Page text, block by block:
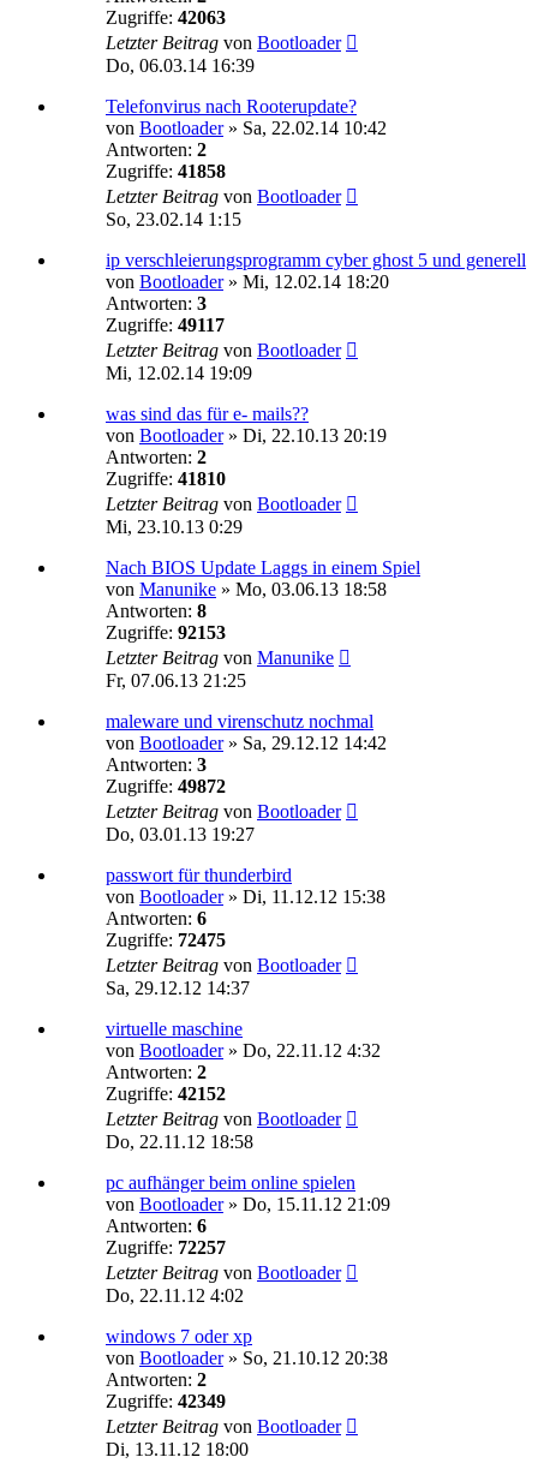
Zugriffe: 42063
Letzter Beitrag von Bootloader
Do, 06.03.14 16:39
Telefonvirus nach Rooterupdate?
von Bootloader» Sa, 22.02.14 10:42
Antworten: 2
Zugriffe: 41858
Letzter Beitrag von Bootloader
So, 23.02.14 1:15
ip verschleierungsprogramm cyber ghost 5 und generell
von Bootloader» Mi, 12.02.14 18:20
Antworten: 3
Zugriffe: 49117
Letzter Beitrag von Bootloader
Mi, 12.02.14 19:09
was sind das für e- mails??
von Bootloader» Di, 22.10.13 20:19
Antworten: 2
Zugriffe: 41810
Letzter Beitrag von Bootloader
Mi, 23.10.13 0:29
Nach BIOS Update Laggs in einem Spiel
von Manunike » Mo, 03.06.13 18:58
Antworten: 8
Zugriffe: 92153
Letzter Beitrag von Manunike
Fr, 07.06.13 21:25
maleware und virenschutz nochmal
von Bootloader» Sa, 29.12.12 14:42
Antworten: 3
Zugriffe: 49872
Letzter Beitrag von Bootloader
Do, 03.01.13 19:27
passwort für thunderbird
von Bootloader» Di, 11.12.12 15:38
Antworten: 6
Zugriffe: 72475
Letzter Beitrag von Bootloader
Sa, 29.12.12 14:37
virtuelle maschine
von Bootloader» Do, 22.11.12 4:32
Antworten: 2
Zugriffe: 42152
Letzter Beitrag von Bootloader
Do, 22.11.12 18:58
pc aufhänger beim online spielen
von Bootloader» Do, 15.11.12 21:09
Antworten: 6
Zugriffe: 72257
Letzter Beitrag von Bootloader
Do, 22.11.12 4:02
windows 7 oder xp
von Bootloader» So, 21.10.12 20:38
Antworten: 2
Zugriffe: 42349
Letzter Beitrag von Bootloader
Di, 13.11.12 18:00